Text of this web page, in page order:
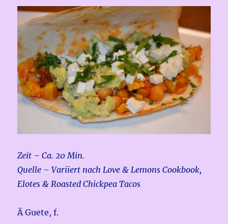
Zeit – Ca. 20 Min.
Quelle – Variiert nach Love & Lemons Cookbook,
Elotes & Roasted Chickpea Tacos
Ä Guete, f.